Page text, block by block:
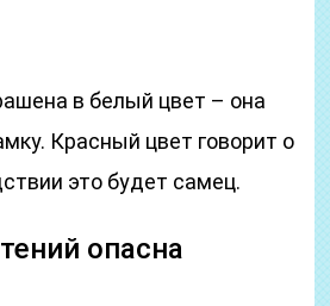
в белый цвет – она
Красный цвет говорит о
это будет самец.
опасна